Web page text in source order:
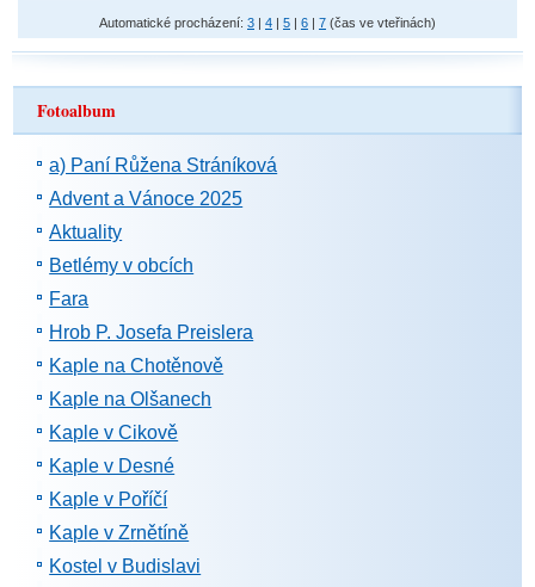
Automatické procházení: 3 | 4 | 5 | 6 | 7 (čas ve vteřinách)
Fotoalbum
a) Paní Růžena Stráníková
Advent a Vánoce 2025
Aktuality
Betlémy v obcích
Fara
Hrob P. Josefa Preislera
Kaple na Chotěnově
Kaple na Olšanech
Kaple v Cikově
Kaple v Desné
Kaple v Poříčí
Kaple v Zrnětíně
Kostel v Budislavi